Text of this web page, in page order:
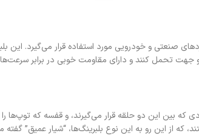
صنعتی و خودرویی مورد استفاده قرار می‌گیرد. این
جهت تحمل کنند و دارای مقاومت خوبی در برابر
بین این دو حلقه قرار می‌گیرند، و قفسه که توپ‌ها
که از این رو به این نوع بلبرینگ‌ها، “شیار عمیق”